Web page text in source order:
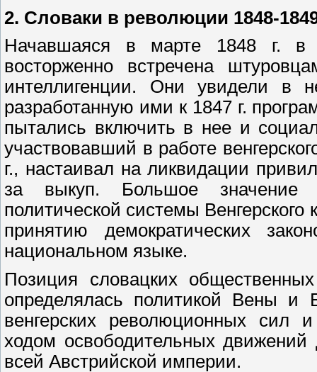
2. Словаки в революции 1848-1849
Начавшаяся в марте 1848 г. в
восторженно встречена
интеллигенции. Они увидели в
разработанную ими к 1847 г.
пытались включить в нее и
участвовавший в работе
г., настаивал на ликвидации
за выкуп. Большое значение
политической системы Венгерского
принятию демократических
национальном языке.
Позиция словацких
определялась политикой Вены и
венгерских революционных сил
ходом освободительных движений
всей Австрийской империи.